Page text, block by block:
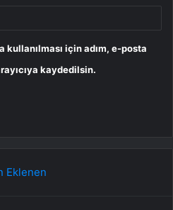
kullanılması için adım, e-posta
kaydedilsin.
Eklenen